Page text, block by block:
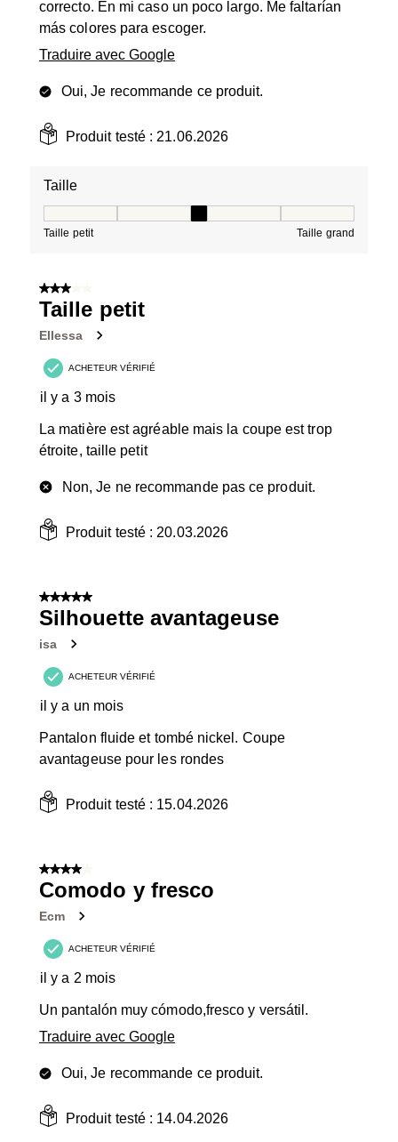
correcto. En mi caso un poco largo. Me faltarían
más colores para escoger.
Traduire avec Google
Oui, Je recommande ce produit.
Produit testé :21.06.2026
Taille
Taille petit Taille grand
3 sur 5 étoiles.
Taille petit
Ellessa
ACHETEUR VÉRIFIÉ
il y a 3 mois
La matière est agréable mais la coupe est trop
étroite, taille petit
Non, Je ne recommande pas ce produit.
Produit testé :20.03.2026
5 sur 5 étoiles.
Silhouette avantageuse
isa
ACHETEUR VÉRIFIÉ
il y a un mois
Pantalon fluide et tombé nickel. Coupe
avantageuse pour les rondes
Produit testé : 15.04.2026
4 sur 5 étoiles.
Comodo y fresco
Ecm
ACHETEUR VÉRIFIÉ
il y a 2 mois
Un pantalón muy cómodo,fresco y versátil.
Traduire avec Google
Oui, Je recommande ce produit.
Produit testé : 14.04.2026